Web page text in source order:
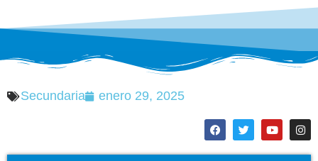
Secundaria enero 29, 2025